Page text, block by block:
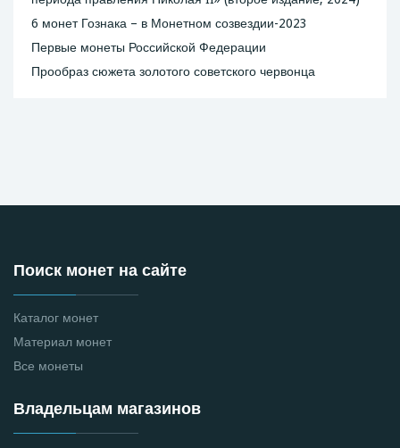
6 монет Гознака – в Монетном созвездии-2023
Первые монеты Российской Федерации
Прообраз сюжета золотого советского червонца
Поиск монет на сайте
Каталог монет
Материал монет
Все монеты
Владельцам магазинов